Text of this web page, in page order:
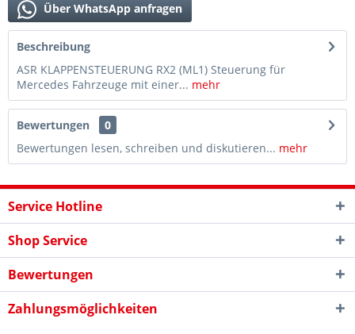
Über WhatsApp anfragen
Beschreibung
ASR KLAPPENSTEUERUNG RX2 (ML1) Steuerung für
Mercedes Fahrzeuge mit einer... mehr
Bewertungen
0
Bewertungen lesen, schreiben und diskutieren... mehr
Service Hotline
Shop Service
Bewertungen
Zahlungsmöglichkeiten